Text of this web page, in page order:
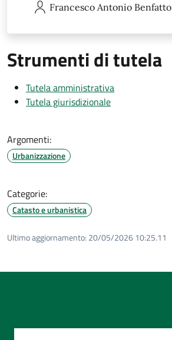
Francesco Antonio Benfatto
Strumenti di tutela
Tutela amministrativa
Tutela giurisdizionale
Argomenti:
Urbanizzazione
Categorie:
Catasto e urbanistica
Ultimo aggiornamento: 20/05/2026 10:25.11